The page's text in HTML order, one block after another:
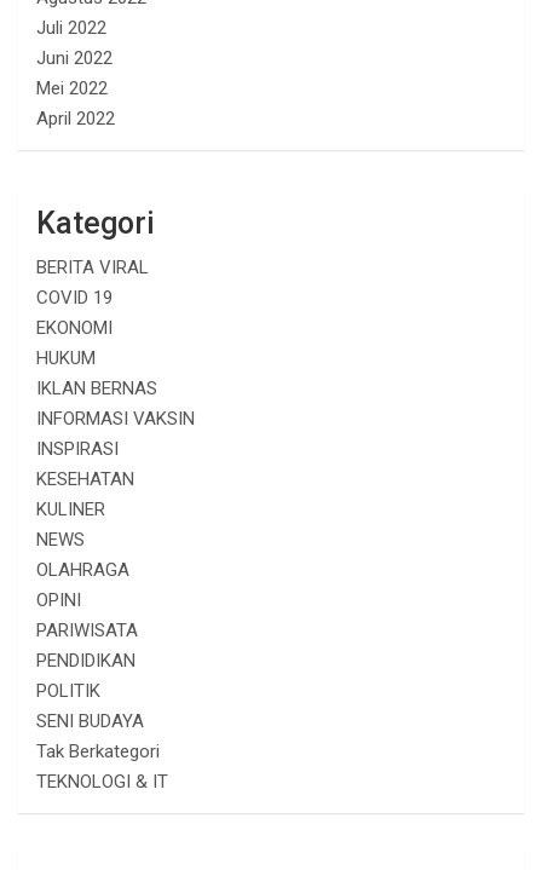
Juli 2022
Juni 2022
Mei 2022
April 2022
Kategori
BERITA VIRAL
COVID 19
EKONOMI
HUKUM
IKLAN BERNAS
INFORMASI VAKSIN
INSPIRASI
KESEHATAN
KULINER
NEWS
OLAHRAGA
OPINI
PARIWISATA
PENDIDIKAN
POLITIK
SENI BUDAYA
Tak Berkategori
TEKNOLOGI & IT